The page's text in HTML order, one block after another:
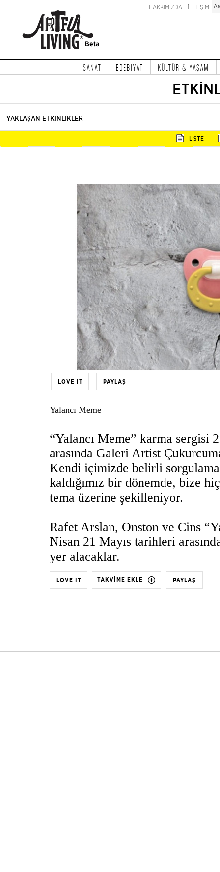
HAKKIMIZDA İLETİŞİM
SANAT EDEBİYAT KÜLTÜR & YAŞAM
YAKLAŞAN ETKİNLİKLER
LİSTE
LOVE IT PAYLAŞ
Yalancı Meme
“Yalancı Meme” karma sergisi
arasında Galeri Artist
Kendi içimizde belirli
kaldığımız bir dönemde, bize
tema üzerine şekilleniyor.
Rafet Arslan, Onston ve Cins
Nisan 21 Mayıs tarihleri
yer alacaklar.
LOVE IT TAKVİME EKLE PAYLAŞ